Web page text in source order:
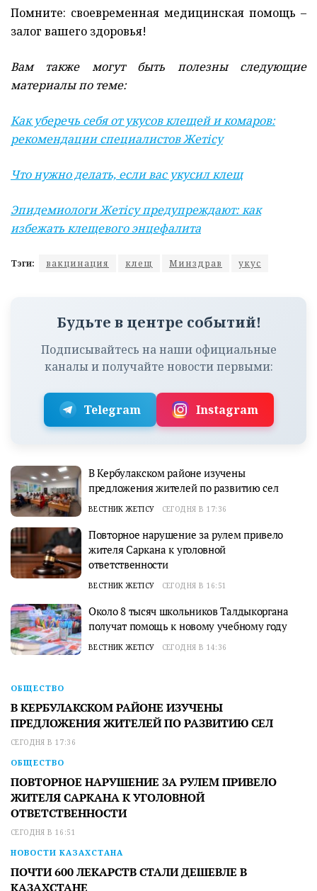
Помните: своевременная медицинская помощь –
залог вашего здоровья!
Вам также могут быть полезны следующие
материалы по теме:
Как уберечь себя от укусов клещей и комаров:
рекомендации специалистов Жетісу
Что нужно делать, если вас укусил клещ
Эпидемиологи Жетісу предупреждают: как
избежать клещевого энцефалита
Тэги: вакцинация клещ Минздрав укус
Будьте в центре событий!
Подписывайтесь на наши официальные
каналы и получайте новости первыми:
Telegram Instagram
В Кербулакском районе изучены
предложения жителей по развитию сел
ВЕСТНИК ЖЕТІСУ СЕГОДНЯ В 17:36
Повторное нарушение за рулем привело
жителя Саркана к уголовной
ответственности
ВЕСТНИК ЖЕТІСУ СЕГОДНЯ В 16:51
Около 8 тысяч школьников Талдыкоргана
получат помощь к новому учебному году
ВЕСТНИК ЖЕТІСУ СЕГОДНЯ В 14:36
ОБЩЕСТВО
В КЕРБУЛАКСКОМ РАЙОНЕ ИЗУЧЕНЫ
ПРЕДЛОЖЕНИЯ ЖИТЕЛЕЙ ПО РАЗВИТИЮ СЕЛ
СЕГОДНЯ В 17:36
ОБЩЕСТВО
ПОВТОРНОЕ НАРУШЕНИЕ ЗА РУЛЕМ ПРИВЕЛО
ЖИТЕЛЯ САРКАНА К УГОЛОВНОЙ
ОТВЕТСТВЕННОСТИ
СЕГОДНЯ В 16:51
НОВОСТИ КАЗАХСТАНА
ПОЧТИ 600 ЛЕКАРСТВ СТАЛИ ДЕШЕВЛЕ В
КАЗАХСТАНЕ